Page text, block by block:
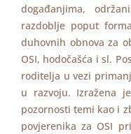
događanjima,
razdoblje poput
duhovnih obnova za
OSI, hodočašća i sl.
roditelja u vezi
u razvoju. Izražena
pozornosti temi kao i
povjerenika za OSI